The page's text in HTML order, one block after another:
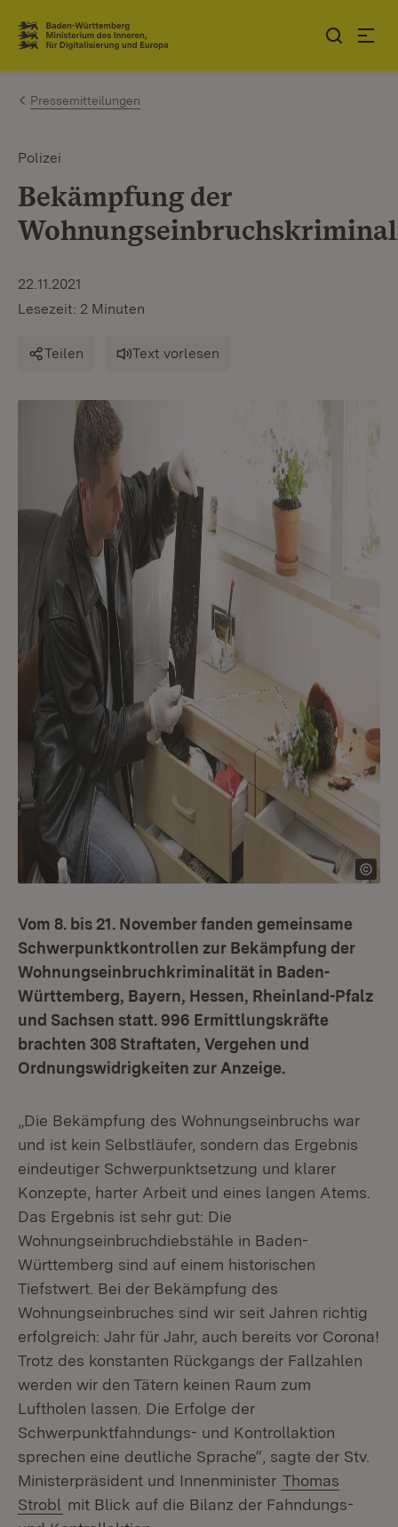
Zum Inhalt springen
Link zur Startseite
Pressemitteilungen
Polizei
Bekämpfung der
22.11.2021
Lesezeit: 2 Minuten
Teilen Text vorlesen
Vom 8. bis 21. November fanden gemeinsame
Schwerpunktkontrollen zur Bekämpfung der
Wohnungseinbruchkriminalität in Baden-
Württemberg, Bayern, Hessen, Rheinland-Pfalz
und Sachsen statt. 996 Ermittlungskräfte
brachten 308 Straftaten, Vergehen und
Ordnungswidrigkeiten zur Anzeige.
„Die Bekämpfung des Wohnungseinbruchs war
und ist kein Selbstläufer, sondern das Ergebnis
eindeutiger Schwerpunktsetzung und klarer
Konzepte, harter Arbeit und eines langen Atems.
Das Ergebnis ist sehr gut: Die
Wohnungseinbruchdiebstähle in Baden-
Württemberg sind auf einem historischen
Tiefstwert. Bei der Bekämpfung des
Wohnungseinbruches sind wir seit Jahren richtig
erfolgreich: Jahr für Jahr, auch bereits vor Corona!
Trotz des konstanten Rückgangs der Fallzahlen
werden wir den Tätern keinen Raum zum
Luftholen lassen. Die Erfolge der
Schwerpunktfahndungs- und Kontrollaktion
sprechen eine deutliche Sprache“, sagte der Stv.
Ministerpräsident und Innenminister Thomas
Strobl mit Blick auf die Bilanz der Fahndungs-